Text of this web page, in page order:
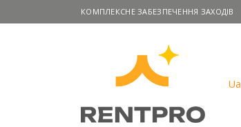
КОМПЛЕКСНЕ ЗАБЕЗПЕЧЕННЯ ЗАХОДІВ
Ua